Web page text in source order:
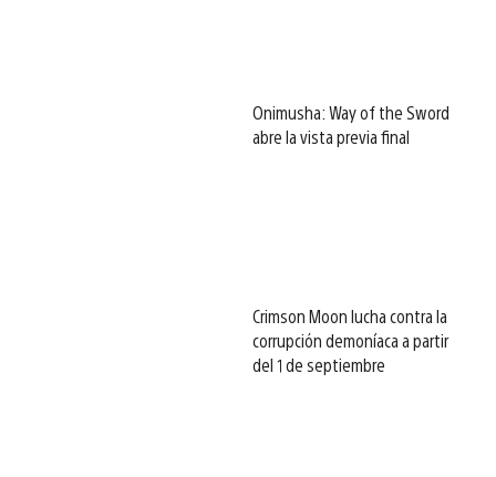
Onimusha: Way of the Sword
abre la vista previa final
Crimson Moon lucha contra la
corrupción demoníaca a partir
del 1 de septiembre